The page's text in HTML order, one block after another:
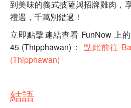
到美味的義式披薩與招牌雞肉，
禮遇，千萬別錯過！
立即點擊連結查看 FunNow 上
45 (Thipphawan)： 點此前往
(Thipphawan)
結語